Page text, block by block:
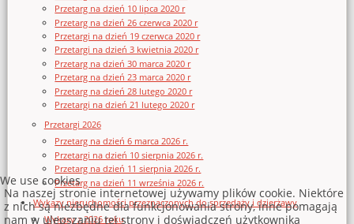
Przetarg na dzień 10 lipca 2020 r
Przetarg na dzień 26 czerwca 2020 r
Przetargi na dzień 19 czerwca 2020 r
Przetargi na dzień 3 kwietnia 2020 r
Przetarg na dzień 30 marca 2020 r
Przetarg na dzień 23 marca 2020 r
Przetarg na dzień 28 lutego 2020 r
Przetargi na dzień 21 lutego 2020 r
Przetargi 2026
Przetarg na dzień 6 marca 2026 r.
Przetargi na dzień 10 sierpnia 2026 r.
Przetarg na dzień 11 sierpnia 2026 r.
Przetarg na dzień 11 września 2026 r.
Wykazy nieruchomości przeznaczonych do sprzedaży i dzierżawy
Wykazy z 2026 roku
We use cookies
Na naszej stronie internetowej używamy plików cookie. Niektóre
z nich są niezbędne dla funkcjonowania strony, inne pomagają
nam w ulepszaniu tej strony i doświadczeń użytkownika